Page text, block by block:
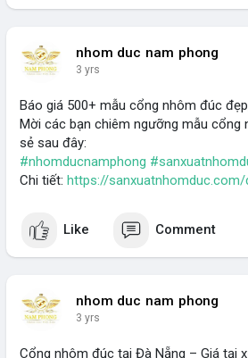
nhom duc nam phong
3 yrs
Báo giá 500+ mẫu cổng nhôm đúc
Mời các bạn chiêm ngưỡng mẫu
sẻ sau đây:
#nhomducnamphong
Chi tiết: https://
Like Comment
nhom duc nam phong
3 yrs
Cổng nhôm đúc tại Đà Nẵng – Giá tại